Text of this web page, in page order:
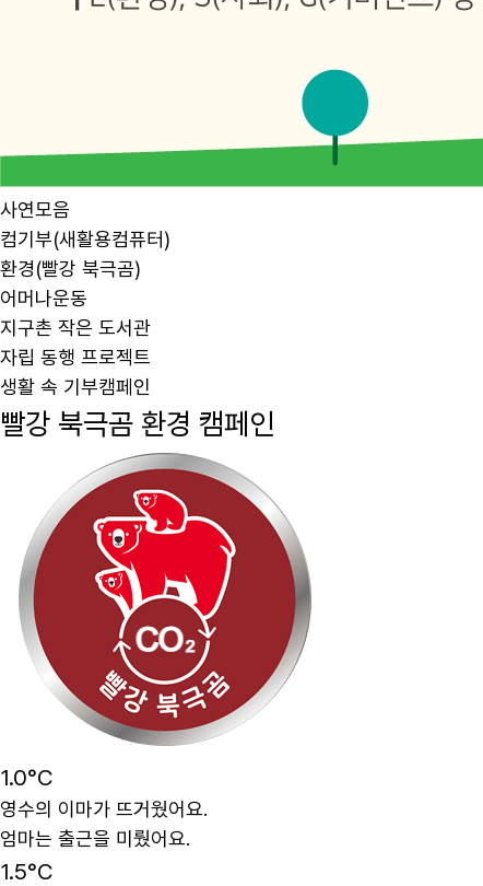
사연모음
컴기부(새활용컴퓨터)
환경(빨강 북극곰)
어머나운동
지구촌 작은 도서관
자립 동행 프로젝트
생활 속 기부캠페인
빨강 북극곰 환경 캠페인
1.0°C
영수의 이마가 뜨거웠어요.
엄마는 출근을 미뤘어요.
1.5°C